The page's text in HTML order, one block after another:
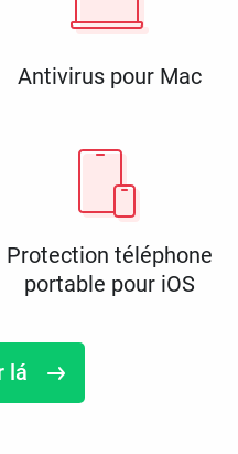
Antivirus pour Mac
Protection téléphone
portable pour iOS
lá